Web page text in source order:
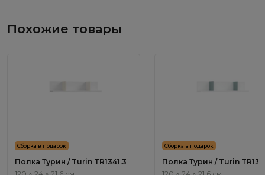
Похожие товары
Сборка в подарок
Полка Турин / Turin TR1341.3
Сборка в подарок
Полка Турин / Turin